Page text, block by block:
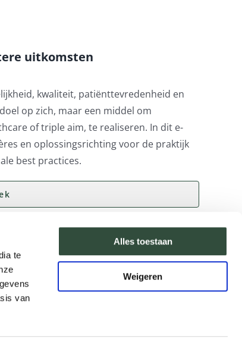
te
van
Alles toestaan
Weigeren
uitkomsten
kwaliteit, patiënttevredenheid en
op zich, maar een middel om
of triple aim, te realiseren. In dit e-
en oplossingsrichting voor de praktijk
best practices.
Pensioen in zicht
Zorginnovatie